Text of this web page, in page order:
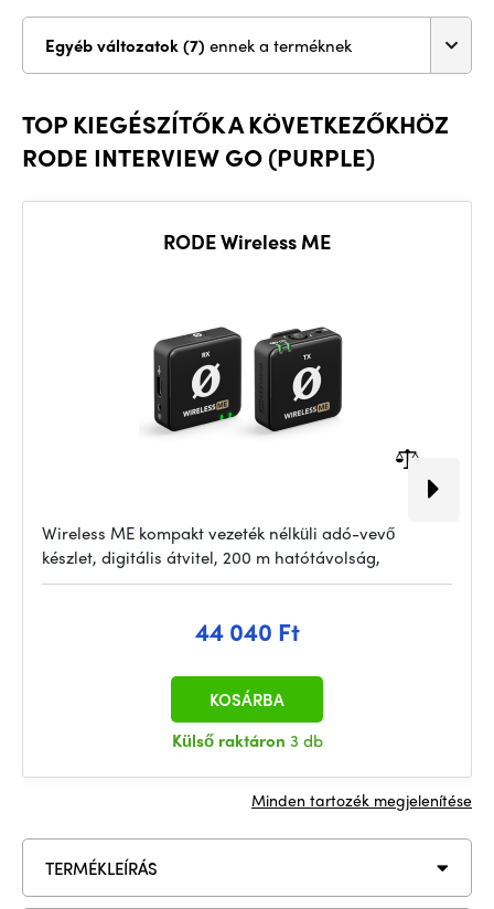
Egyéb változatok (7) ennek a terméknek
TOP KIEGÉSZÍTŐK A KÖVETKEZŐKHÖZ
RODE INTERVIEW GO (PURPLE)
RODE Wireless ME
Wireless ME kompakt vezeték nélküli adó-vevő
készlet, digitális átvitel, 200 m hatótávolság,
44 040 Ft
Külső raktáron 3 db
KOSÁRBA
Minden tartozék megjelenítése
TERMÉKLEÍRÁS